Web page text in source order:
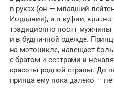
в руках (он — младший
Иордании), и в куфии,
традиционно носят мужчины
и в будничной одежде. Принц
на мотоцикле, навещает
с братом и сестрами и
красоты родной страны. До
принца ему пока далеко —